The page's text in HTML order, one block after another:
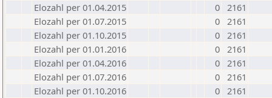
Elozahl per 01.04.2015
0 2161
Elozahl per 01.07.2015
0 2161
Elozahl per 01.10.2015
0 2161
Elozahl per 01.01.2016
0 2161
Elozahl per 01.04.2016
0 2161
Elozahl per 01.07.2016
0 2161
Elozahl per 01.10.2016
0 2161